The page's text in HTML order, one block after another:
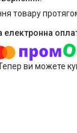
товару
ви можете